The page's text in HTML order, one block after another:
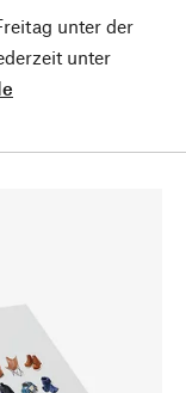
unter der
unter